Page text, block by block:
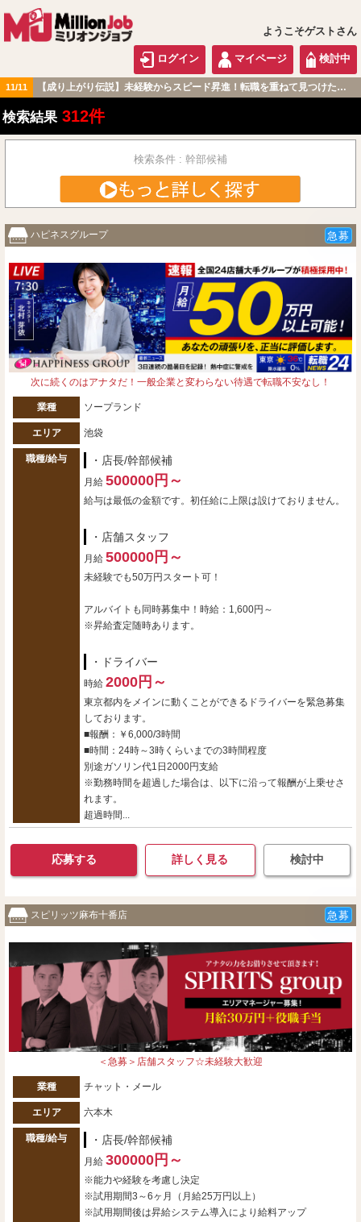
ようこそゲストさん
ログイン マイページ 検討中
11/11 【成り上がり伝説】未経験からスピード昇進！転職を重ねて見つけた『本当に働きやすい職場』とは？
関東版
検索結果 312件
検索条件 : 幹部候補
ハピネスグループ 急募
次に続くのはアナタだ！一般企業と変わらない待遇で転職不安なし！
業種 ソープランド
エリア 池袋
職種/給与 ・店長/幹部候補
月給 500000円～
給与は最低の金額です。初任給に上限は設けておりません。
・店舗スタッフ
月給 500000円～
未経験でも50万円スタート可！
アルバイトも同時募集中！時給：1,600円～
※昇給査定随時あります。
・ドライバー
時給 2000円～
東京都内をメインに動くことができるドライバーを緊急募集
しております。
■報酬：￥6,000/3時間
■時間：24時～3時くらいまでの3時間程度
別途ガソリン代1日2000円支給
※勤務時間を超過した場合は、以下に沿って報酬が上乗せさ
れます。
超過時間...
応募する 詳しく見る 検討中
スピリッツ麻布十番店 急募
＜急募＞店舗スタッフ☆未経験大歓迎
業種 チャット・メール
エリア 六本木
職種/給与 ・店長/幹部候補
月給 300000円～
※能力や経験を考慮し決定
※試用期間3～6ヶ月（月給25万円以上）
※試用期間後は昇給システム導入により給料アップ